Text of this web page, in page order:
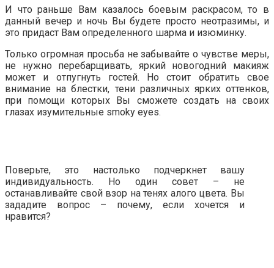
И что раньше Вам казалось боевым раскрасом, то в
данный вечер и ночь Вы будете просто неотразимы, и
это придаст Вам определенного шарма и изюминку.
Только огромная просьба не забывайте о чувстве меры,
не нужно перебарщивать, яркий новогодний макияж
может и отпугнуть гостей. Но стоит обратить свое
внимание на блестки, тени различных ярких оттенков,
при помощи которых Вы сможете создать на своих
глазах изумительные smoky eyes.
Поверьте, это настолько подчеркнет вашу
индивидуальность. Но один совет – не
останавливайте свой взор на тенях алого цвета. Вы
зададите вопрос – почему, если хочется и
нравится?